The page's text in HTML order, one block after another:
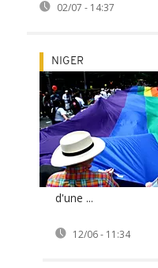
02/07 - 14:37
NIGER
d'une ...
12/06 - 11:34